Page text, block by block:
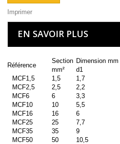
Imprimer
EN SAVOIR PLUS
Référence
Section
mm²
Dimension mm
d1
MCF1,5
1,5 1,7
MCF2,5
2,5 2,2
MCF6
6 3,3
MCF10
10 5,5
MCF16
16 6
MCF25
25 7,7
MCF35
35 9
MCF50
50 10,5